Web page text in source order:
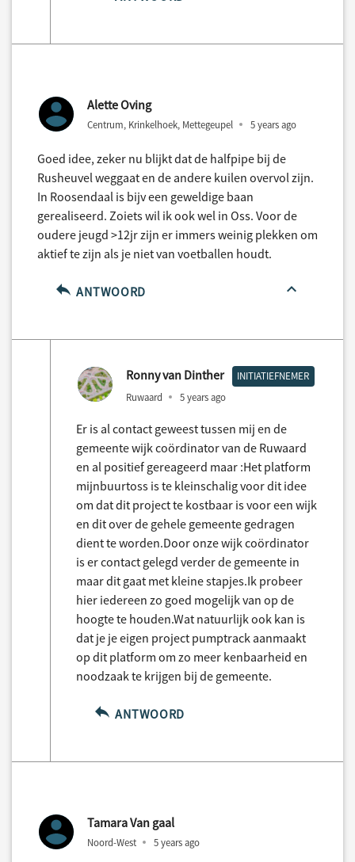
Alette Oving
Centrum, Krinkelhoek, Mettegeupel 5 years ago
Goed idee, zeker nu blijkt dat de halfpipe bij de
Rusheuvel weggaat en de andere kuilen overvol zijn.
In Roosendaal is bijv een geweldige baan
gerealiseerd. Zoiets wil ik ook wel in Oss. Voor de
oudere jeugd >12jr zijn er immers weinig plekken om
aktief te zijn als je niet van voetballen houdt.
ANTWOORD
Ronny van Dinther INITIATIEFNEMER
Ruwaard 5 years ago
Er is al contact geweest tussen mij en de
gemeente wijk coördinator van de Ruwaard
en al positief gereageerd maar :Het platform
mijnbuurtoss is te kleinschalig voor dit idee
om dat dit project te kostbaar is voor een wijk
en dit over de gehele gemeente gedragen
dient te worden.Door onze wijk coördinator
is er contact gelegd verder de gemeente in
maar dit gaat met kleine stapjes.Ik probeer
hier iedereen zo goed mogelijk van op de
hoogte te houden.Wat natuurlijk ook kan is
dat je je eigen project pumptrack aanmaakt
op dit platform om zo meer kenbaarheid en
noodzaak te krijgen bij de gemeente.
ANTWOORD
Tamara Van gaal
Noord-West 5 years ago